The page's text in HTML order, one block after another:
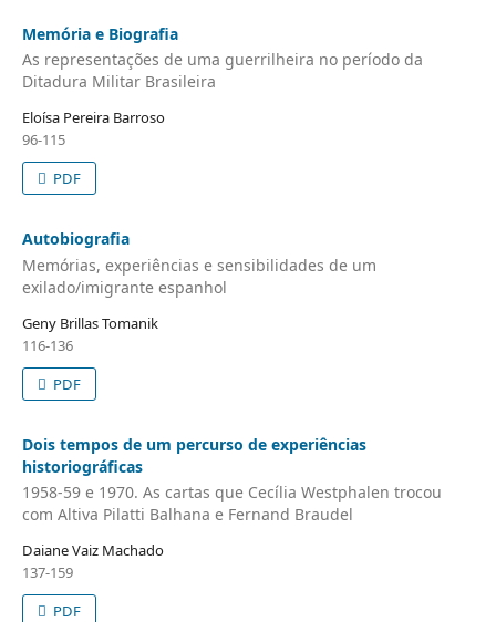
Memória e Biografia
As representações de uma guerrilheira no período da
Ditadura Militar Brasileira
Eloísa Pereira Barroso
96-115
PDF
Autobiografia
Memórias, experiências e sensibilidades de um
exilado/imigrante espanhol
Geny Brillas Tomanik
116-136
PDF
Dois tempos de um percurso de experiências
historiográficas
1958-59 e 1970. As cartas que Cecília Westphalen trocou
com Altiva Pilatti Balhana e Fernand Braudel
Daiane Vaiz Machado
137-159
PDF